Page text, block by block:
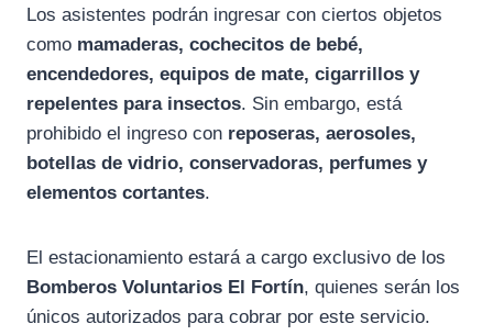
Los asistentes podrán ingresar con ciertos objetos
como mamaderas, cochecitos de bebé,
encendedores, equipos de mate, cigarrillos y
repelentes para insectos. Sin embargo, está
prohibido el ingreso con reposeras, aerosoles,
botellas de vidrio, conservadoras, perfumes y
elementos cortantes.
El estacionamiento estará a cargo exclusivo de los
Bomberos Voluntarios El Fortín, quienes serán los
únicos autorizados para cobrar por este servicio.